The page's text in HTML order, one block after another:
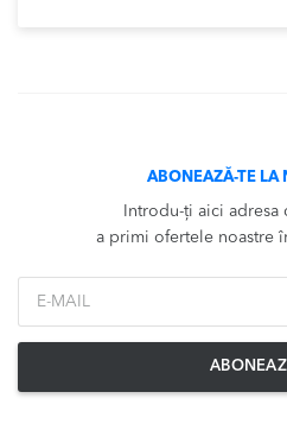
ABONEAZĂ-TE LA
Introdu-ți aici
a primi ofertele noastre